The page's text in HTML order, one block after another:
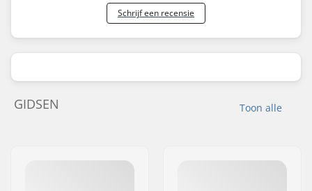
Schrijf een recensie
Toon alle
GIDSEN